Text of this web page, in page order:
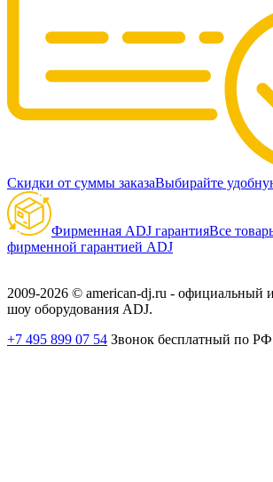
Скидки от суммы заказаВыбирайте
Фирменная ADJ гарантияВсе
фирменной гарантией ADJ
2009-2026 © american-dj.ru - официальный
шоу оборудования ADJ.
+7 495 899 07 54 Звонок бесплатный по РФ